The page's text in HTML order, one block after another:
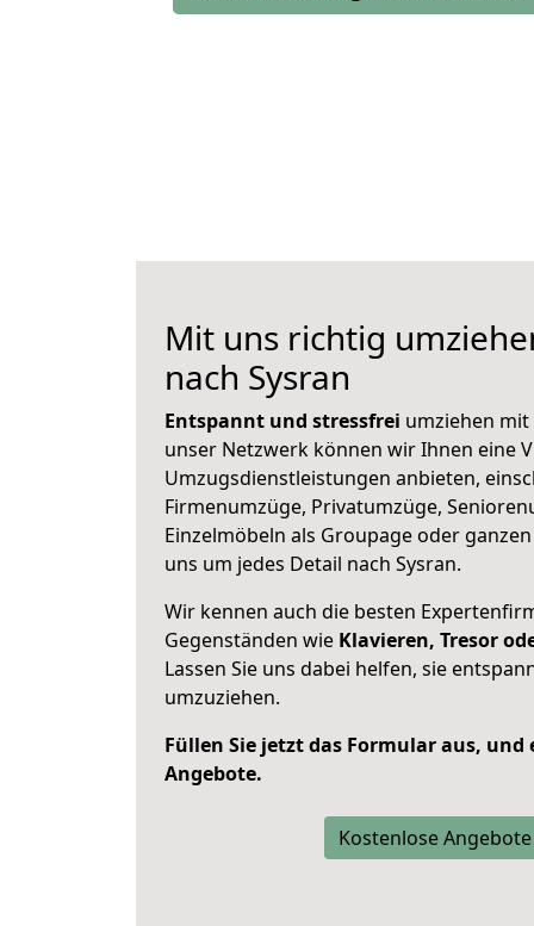
Mit uns richtig
nach Sysran
Entspannt und stressfrei umziehen mit
unser Netzwerk können wir Ihnen eine
Umzugsdienstleistungen anbieten,
Firmenumzüge, Privatumzüge,
Einzelmöbeln als Groupage oder
uns um jedes Detail nach Sysran.
Wir kennen auch die besten
Gegenständen wie Klavieren, Tresor
Lassen Sie uns dabei helfen, sie
umzuziehen.
Füllen Sie jetzt das Formular aus,
Angebote.
Kostenlose